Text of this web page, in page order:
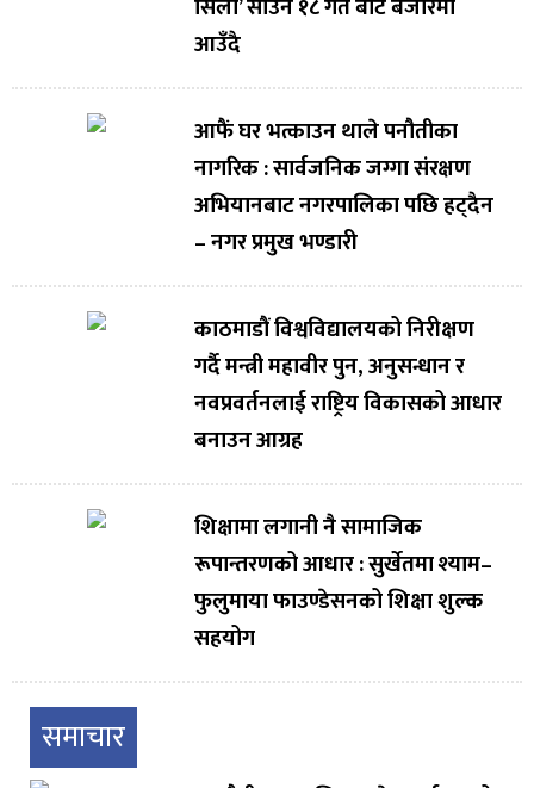
सिला’ साउन १८ गते बाट बजारमा
आउँदै
आफैं घर भत्काउन थाले पनौतीका
नागरिक : सार्वजनिक जग्गा संरक्षण
अभियानबाट नगरपालिका पछि हट्दैन
– नगर प्रमुख भण्डारी
काठमाडौं विश्वविद्यालयको निरीक्षण
गर्दै मन्त्री महावीर पुन, अनुसन्धान र
नवप्रवर्तनलाई राष्ट्रिय विकासको आधार
बनाउन आग्रह
शिक्षामा लगानी नै सामाजिक
रूपान्तरणको आधार : सुर्खेतमा श्याम–
फुलुमाया फाउण्डेसनको शिक्षा शुल्क
सहयोग
समाचार